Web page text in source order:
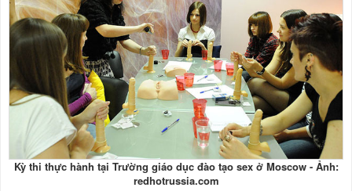
Kỳ thi thực hành tại Trường giáo dục đào tạo sex ở Moscow - Ảnh:
redhotrussia.com